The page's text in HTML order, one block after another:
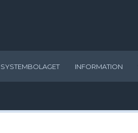
SYSTEMBOLAGET INFORMATION